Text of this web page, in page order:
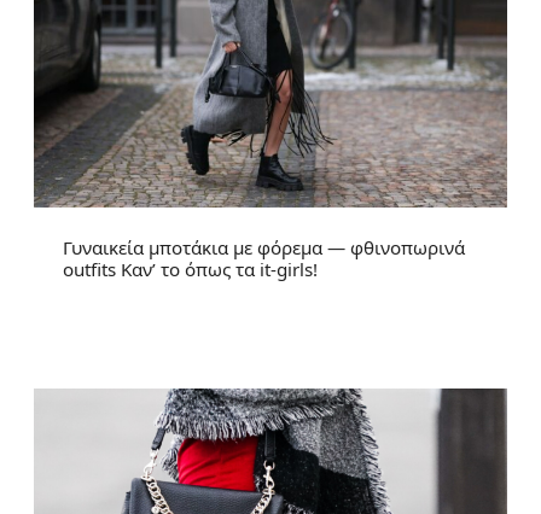
Γυναικεία μποτάκια με φόρεμα — φθινοπωρινά
outfits Καν’ το όπως τα it-girls!